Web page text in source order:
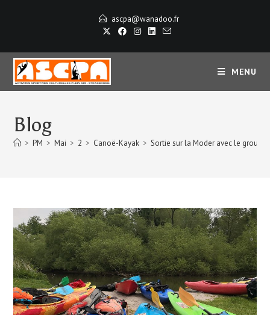
ascpa@wanadoo.fr
MENU
Blog
> PM > Mai > 2 > Canoë-Kayak > Sortie sur la Moder avec le groupe